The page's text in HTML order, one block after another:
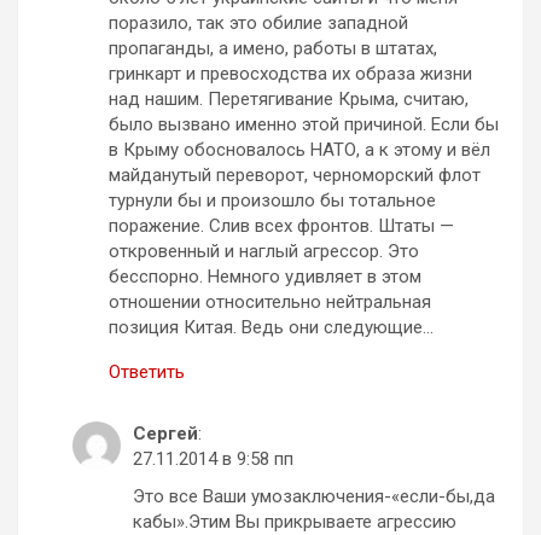
поразило, так это обилие западной
пропаганды, а имено, работы в штатах,
гринкарт и превосходства их образа жизни
над нашим. Перетягивание Крыма, считаю,
было вызвано именно этой причиной. Если бы
в Крыму обосновалось НАТО, а к этому и вёл
майданутый переворот, черноморский флот
турнули бы и произошло бы тотальное
поражение. Слив всех фронтов. Штаты —
откровенный и наглый агрессор. Это
бесспорно. Немного удивляет в этом
отношении относительно нейтральная
позиция Китая. Ведь они следующие…
Ответить
Сергей:
27.11.2014 в 9:58 пп
Это все Ваши умозаключения-«если-бы,да
кабы».Этим Вы прикрываете агрессию